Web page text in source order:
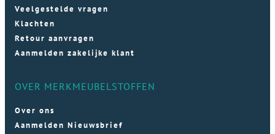
Veelgestelde vragen
Klachten
Retour aanvragen
Aanmelden zakelijke klant
OVER MERKMEUBELSTOFFEN
Over ons
Aanmelden Nieuwsbrief